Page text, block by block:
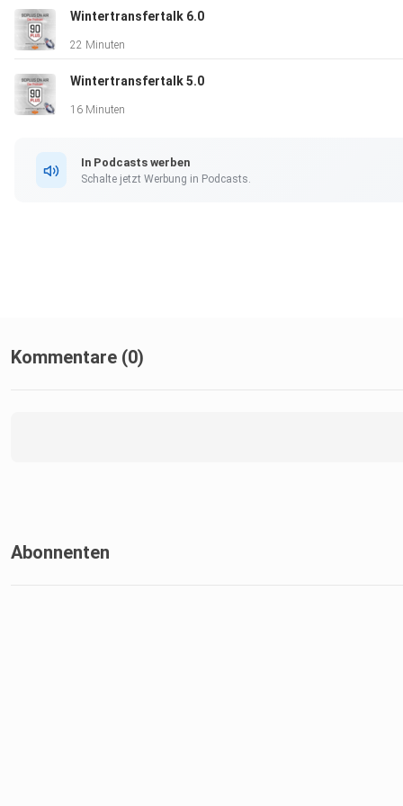
Wintertransfertalk 6.0
22 Minuten
Wintertransfertalk 5.0
16 Minuten
In Podcasts werben
Schalte jetzt Werbung in Podcasts.
Kommentare (0)
Abonnenten